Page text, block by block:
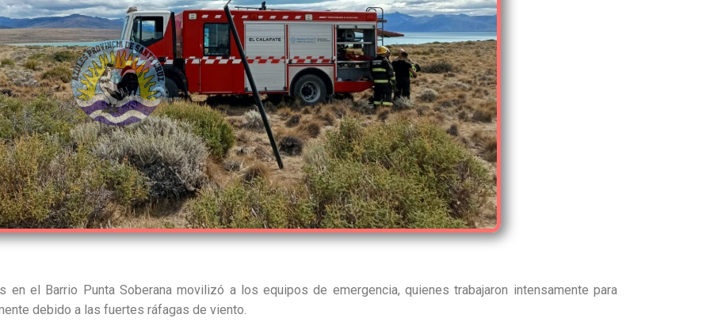
en el Barrio Punta Soberana movilizó a los equipos de emergencia, quienes trabajaron intensamente para
debido a las fuertes ráfagas de viento.